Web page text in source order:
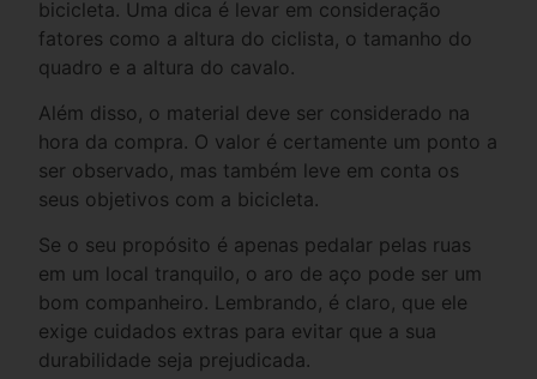
bicicleta. Uma dica é levar em consideração
fatores como a altura do ciclista, o tamanho do
quadro e a altura do cavalo.
Além disso, o material deve ser considerado na
hora da compra. O valor é certamente um ponto a
ser observado, mas também leve em conta os
seus objetivos com a bicicleta.
Se o seu propósito é apenas pedalar pelas ruas
em um local tranquilo, o aro de aço pode ser um
bom companheiro. Lembrando, é claro, que ele
exige cuidados extras para evitar que a sua
durabilidade seja prejudicada.